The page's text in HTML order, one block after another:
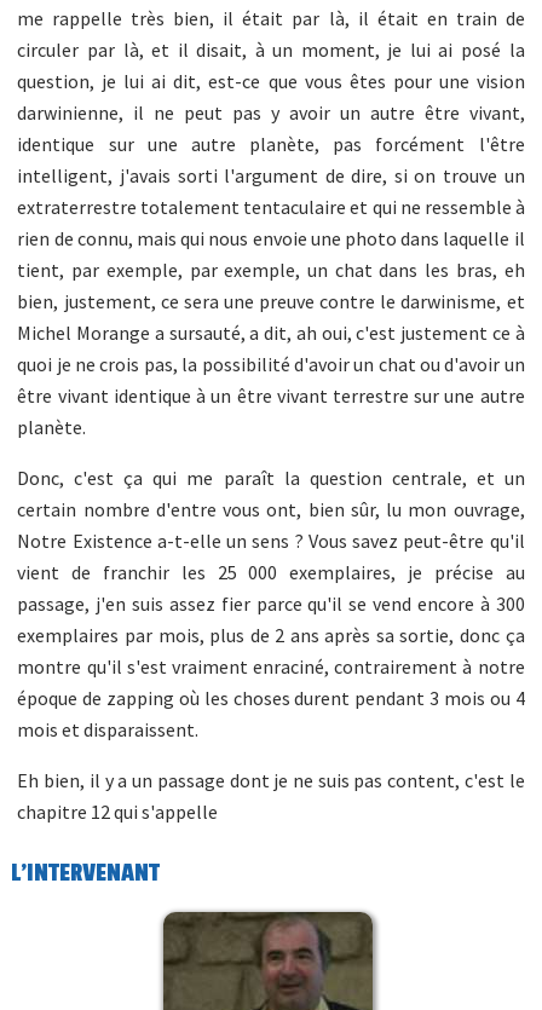
me rappelle très bien, il était par là, il était en train de
circuler par là, et il disait, à un moment, je lui ai posé la
question, je lui ai dit, est-ce que vous êtes pour une vision
darwinienne, il ne peut pas y avoir un autre être vivant,
identique sur une autre planète, pas forcément l'être
intelligent, j'avais sorti l'argument de dire, si on trouve un
extraterrestre totalement tentaculaire et qui ne ressemble à
rien de connu, mais qui nous envoie une photo dans laquelle il
tient, par exemple, par exemple, un chat dans les bras, eh
bien, justement, ce sera une preuve contre le darwinisme, et
Michel Morange a sursauté, a dit, ah oui, c'est justement ce à
quoi je ne crois pas, la possibilité d'avoir un chat ou d'avoir un
être vivant identique à un être vivant terrestre sur une autre
planète.
Donc, c'est ça qui me paraît la question centrale, et un
certain nombre d'entre vous ont, bien sûr, lu mon ouvrage,
Notre Existence a-t-elle un sens ? Vous savez peut-être qu'il
vient de franchir les 25 000 exemplaires, je précise au
passage, j'en suis assez fier parce qu'il se vend encore à 300
exemplaires par mois, plus de 2 ans après sa sortie, donc ça
montre qu'il s'est vraiment enraciné, contrairement à notre
époque de zapping où les choses durent pendant 3 mois ou 4
mois et disparaissent.
Eh bien, il y a un passage dont je ne suis pas content, c'est le
chapitre 12 qui s'appelle
L'INTERVENANT